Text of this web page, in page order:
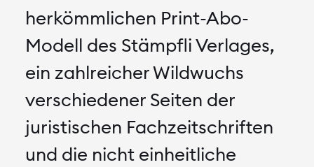
herkömmlichen Print-Abo-
Modell des Stämpfli Verlages,
ein zahlreicher Wildwuchs
verschiedener Seiten der
juristischen Fachzeitschriften
und die nicht einheitliche